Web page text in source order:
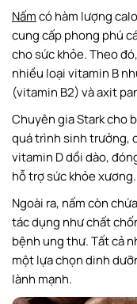
Nấmcó hàm lượng
cung cấp phong phú
cho sức khỏe. Theo
nhiều loại vitamin B
(vitamin B2) và axit
Chuyên gia Stark cho
quá trình sinh trưởng,
vitamin D dồi dào,
hỗ trợ sức khỏe xương.
Ngoài ra, nấm còn
tác dụng như chất
bệnh ung thư. Tất cả
một lựa chọn dinh
lành mạnh.